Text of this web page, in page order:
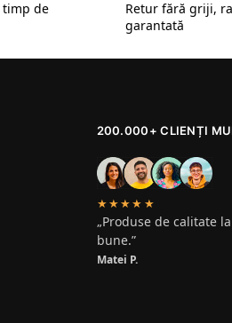
timp de
Retur fără griji,
garantată
200.000+ CLIENȚI
★★★★★
„Produse de calitate
bune.”
Matei P.